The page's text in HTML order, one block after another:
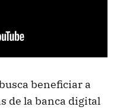
beneficiar a
de la banca digital